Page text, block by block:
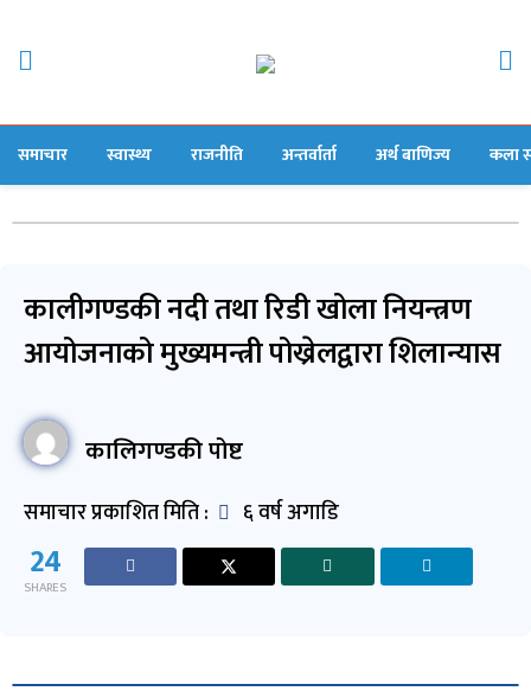
समाचार स्वास्थ्य राजनीति अन्तर्वार्ता अर्थ बाणिज्य कला
कालीगण्डकी नदी तथा रिडी खोला नियन्त्रण
आयोजनाको मुख्यमन्त्री पोख्रेलद्वारा शिलान्यास
कालिगण्डकी पोष्ट
समाचार प्रकाशित मिति : ६ वर्ष अगाडि
24
SHARES